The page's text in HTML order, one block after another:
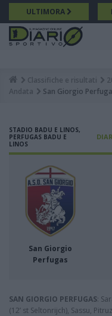
Salta
al
contenuto
principale
ULTIMORA
Breadcrumb
Classifiche e risultati
Andata
San Giorgio
STADIO BADU E LINOS,
PERFUGAS BADU E
LINOS
San Giorgio
Perfugas
SAN GIORGIO PERFUGAS:
(12’ st Seltonrijch), Sassu,